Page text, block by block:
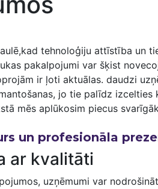
tehnoloģiju ⁣attīstība un
pakalpojumi var šķist
ir ļoti aktuālas. daudzi
jo tie palīdz izcelties‍
mēs aplūkosim piecus
un profesionāla
ar kvalitāti
⁢uzņēmumi var